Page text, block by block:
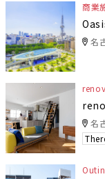
商業
名
名